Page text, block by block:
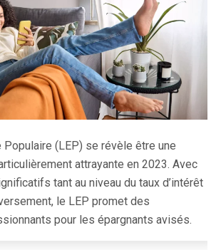
Populaire (LEP) se révèle être une
attrayante en 2023. Avec
tant au niveau du taux d’intérêt
le LEP promet des
pour les épargnants avisés.